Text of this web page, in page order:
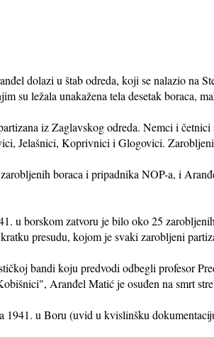
dolazi u štab odreda, koji se nalazio na
su ležala unakažena tela desetak boraca,
iz Zaglavskog odreda. Nemci i
Jelašnici, Koprivnici i Glogovici.
boraca i pripadnika NOP-a, i
u borskom zatvoru je bilo oko 25
presudu, kojom je svaki zarobljeni
bandi koju predvodi odbegli profesor
Aranđel Matić je osuđen na smrt
1941. u Boru (uvid u kvislinšku